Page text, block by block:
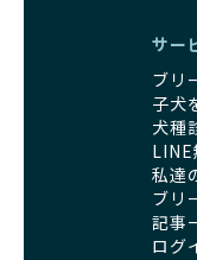
BreederFamiliesの
でなく、すべてのワ
な一歩です。ユーザ
子犬をお迎えするこ
支えることができま
BreederFamiliesに
身ともに健康に育つ
遺伝的なリスクを最
担をかけたり、子犬
ど、健康を犠牲にし
にとっても将来的な
優良ブリーダーは、
健康を最優先に考え
カラーの子犬を販売
し、飼い主にそのリ
事管理もしっかり行
サー
ブリ
子犬
犬種
LINE
私達
ブリ
記事
ログ